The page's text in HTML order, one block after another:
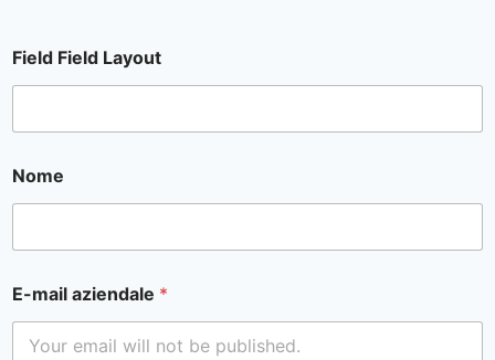
Field Field Layout
Nome
E-mail aziendale *